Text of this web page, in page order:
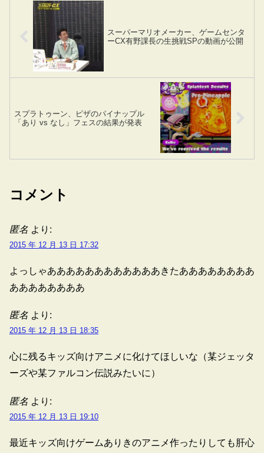
スーパーマリオメーカー、ゲームセンタ
ーCX有野課長の生挑戦SPの動画が公開
スプラトゥーン、ピザのパイナップル
「あり vs なし」フェスの結果が発表
コメント
匿名 より:
2015 年 12 月 13 日 17:32
よっしゃああああああああああああきたああああああああ
ああああああああ
匿名 より:
2015 年 12 月 13 日 18:35
心に残るキッズ向けアニメに化けてほしいな（某ジェッタ
ーズや某ファルコン伝説みたいに）
匿名 より:
2015 年 12 月 13 日 19:10
最近キッズ向けゲームありきのアニメ作ったりしても肝心